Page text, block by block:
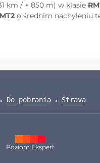
km / + 850 m) w klasie
o średnim nachyleniu
Do pobrania Strava
Poziom Ekspert